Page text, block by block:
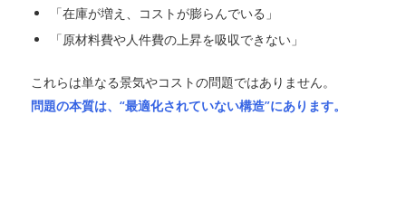
「在庫が増え、コストが膨らんでいる」
「原材料費や人件費の上昇を吸収できない」
これらは単なる景気やコストの問題ではありません。
問題の本質は、“最適化されていない構造”にあります。